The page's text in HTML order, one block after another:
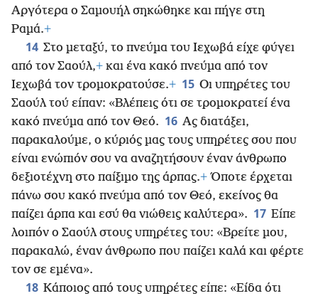
Αργότερα ο Σαμουήλ σηκώθηκε και πήγε στη
Ραμά.+
14 Στο μεταξύ, το πνεύμα του Ιεχωβά είχε φύγει
από τον Σαούλ,+ και ένα κακό πνεύμα από τον
Ιεχωβά τον τρομοκρατούσε.+ 15 Οι υπηρέτες του
Σαούλ τού είπαν: «Βλέπεις ότι σε τρομοκρατεί ένα
κακό πνεύμα από τον Θεό. 16 Ας διατάξει,
παρακαλούμε, ο κύριός μας τους υπηρέτες σου που
είναι ενώπιόν σου να αναζητήσουν έναν άνθρωπο
δεξιοτέχνη στο παίξιμο της άρπας.+ Όποτε έρχεται
πάνω σου κακό πνεύμα από τον Θεό, εκείνος θα
παίζει άρπα και εσύ θα νιώθεις καλύτερα». 17 Είπε
λοιπόν ο Σαούλ στους υπηρέτες του: «Βρείτε μου,
παρακαλώ, έναν άνθρωπο που παίζει καλά και φέρτε
τον σε εμένα».
18 Κάποιος από τους υπηρέτες είπε: «Είδα ότι